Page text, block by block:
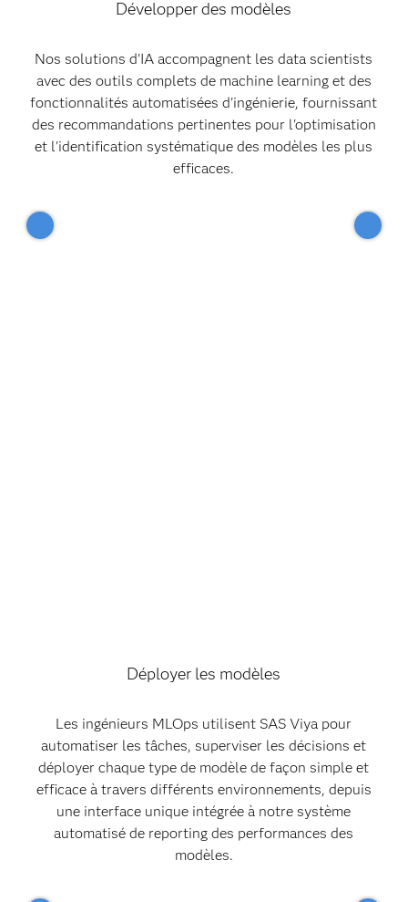
Développer des modèles
Nos solutions d'IA accompagnent les data scientists
avec des outils complets de machine learning et des
fonctionnalités automatisées d'ingénierie, fournissant
des recommandations pertinentes pour l'optimisation
et l'identification systématique des modèles les plus
efficaces.
Déployer les modèles
Les ingénieurs MLOps utilisent SAS Viya pour
automatiser les tâches, superviser les décisions et
déployer chaque type de modèle de façon simple et
efficace à travers différents environnements, depuis
une interface unique intégrée à notre système
automatisé de reporting des performances des
modèles.